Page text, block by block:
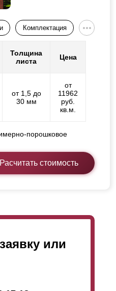
Комплектация
Толщина
листа
Цена
от 1,5 до
30 мм
от
11962
руб.
кв.м.
порошковое
Расчитать стоимость
или